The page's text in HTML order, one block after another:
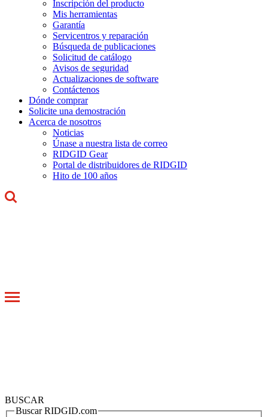
Inscripción del producto
Mis herramientas
Garantía
Servicentros y reparación
Búsqueda de publicaciones
Solicitud de catálogo
Avisos de seguridad
Actualizaciones de software
Contáctenos
Dónde comprar
Solicite una demostración
Acerca de nosotros
Noticias
Únase a nuestra lista de correo
RIDGID Gear
Portal de distribuidores de RIDGID
Hito de 100 años
Toggle
BUSCAR
Buscar RIDGID.com